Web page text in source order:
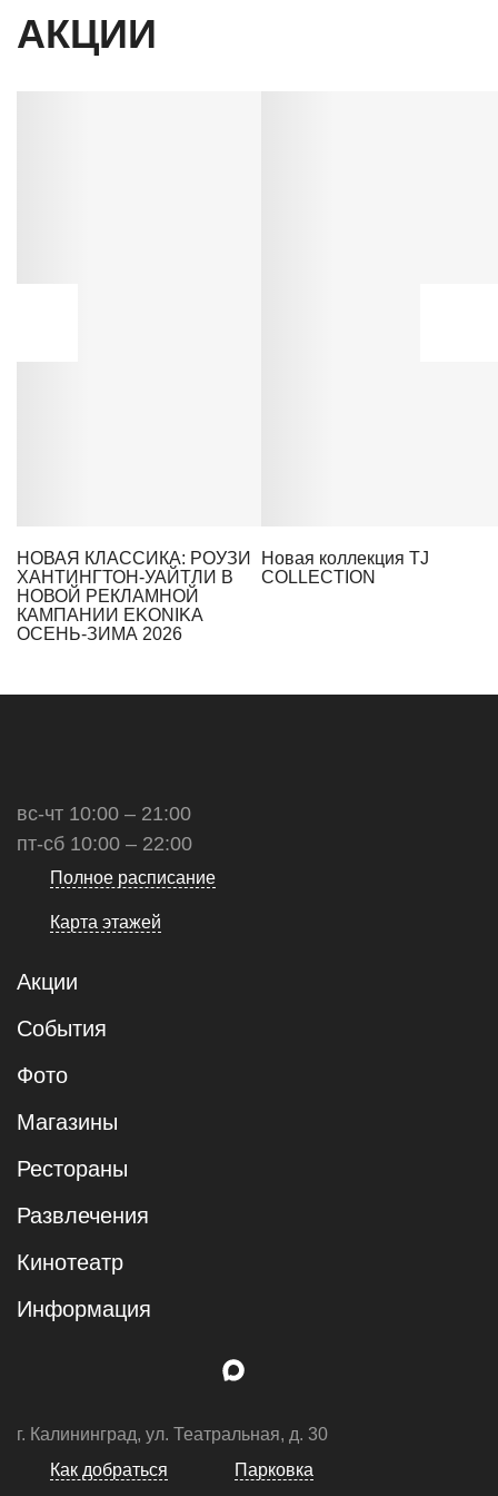
АКЦИИ
НОВАЯ КЛАССИКА: РОУЗИ
ХАНТИНГТОН-УАЙТЛИ В
НОВОЙ РЕКЛАМНОЙ
КАМПАНИИ EKONIKA
ОСЕНЬ-ЗИМА 2026
Новая коллекция TJ
COLLECTION
вс-чт 10:00 – 21:00
пт-сб 10:00 – 22:00
Полное расписание
Карта этажей
Акции
События
Фото
Магазины
Рестораны
Развлечения
Кинотеатр
Информация
г. Калининград, ул. Театральная, д. 30
Как добраться
Парковка